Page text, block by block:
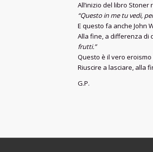
All’inizio del libro
“Questo in me tu vedi,
E questo fa anche John
Alla fine, a differenza di
frutti.”
Questo è il vero eroismo
Riuscire a lasciare, alla
G.P.